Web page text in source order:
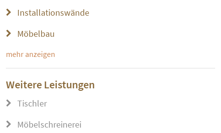
Installationswände
Möbelbau
mehr anzeigen
Weitere Leistungen
Tischler
Möbelschreinerei